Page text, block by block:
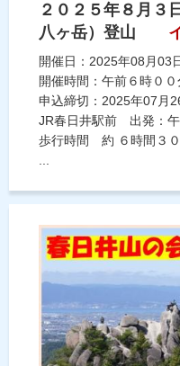
２０２５年８月３
八ヶ岳）登山
開催日：2025年08月03
開催時間：午前６時００
申込締切：2025年07月
JR春日井駅前 出発：
歩行時間 約 ６時間３